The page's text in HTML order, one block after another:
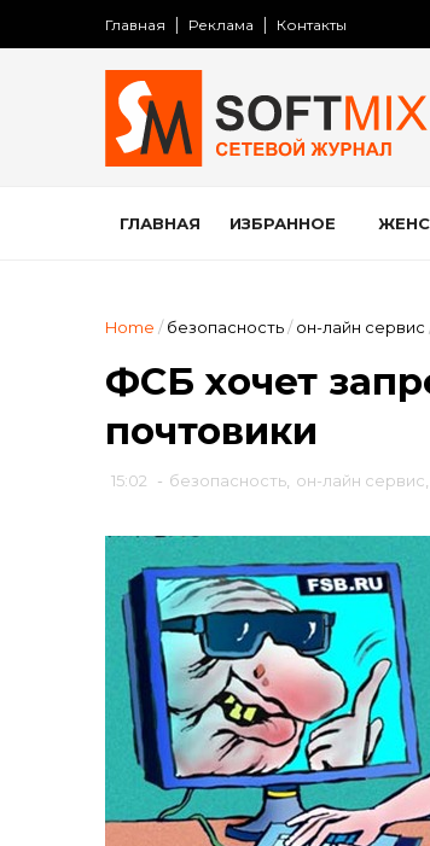
Главная Реклама Контакты
ГЛАВНАЯ ИЗБРАННОЕ
Home / безопасность/ он-лайн сервис
ФСБ хочет
почтовики
15:02 - безопасность он-лайн сервис